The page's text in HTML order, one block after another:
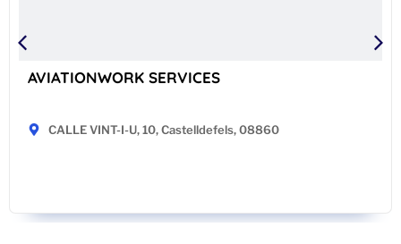
AVIATIONWORK SERVICES
CALLE VINT-I-U, 10, Castelldefels, 08860